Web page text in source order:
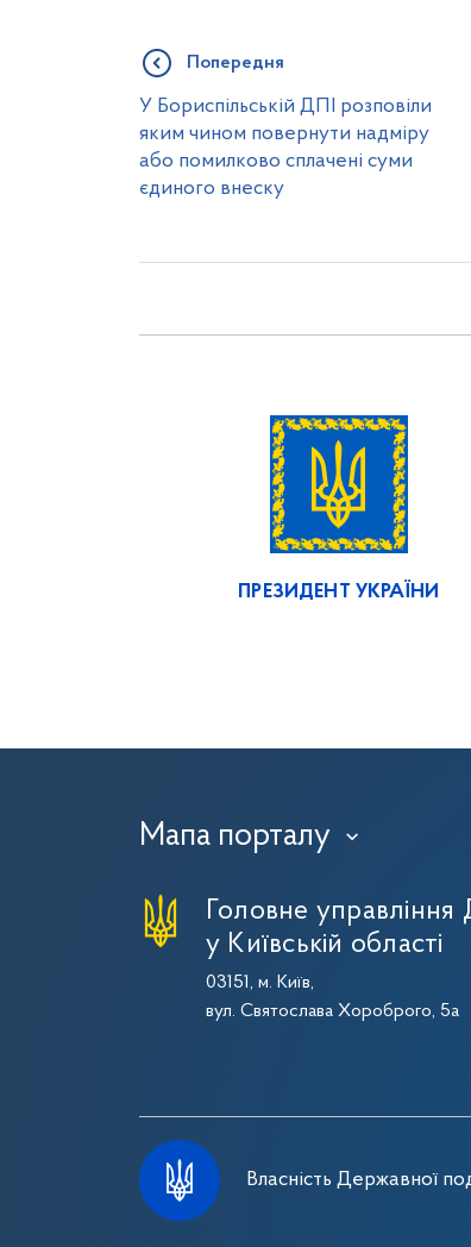
Попередня
У Бориспільській ДПІ розповіли
яким чином повернути надміру
або помилково сплачені суми
єдиного внеску
ПРЕЗИДЕНТ УКРАЇНИ
Мапа порталу ›
Головне
у Київській області
03151, м. Київ,
вул. Святослава Хороброго, 5а
Власність Державної